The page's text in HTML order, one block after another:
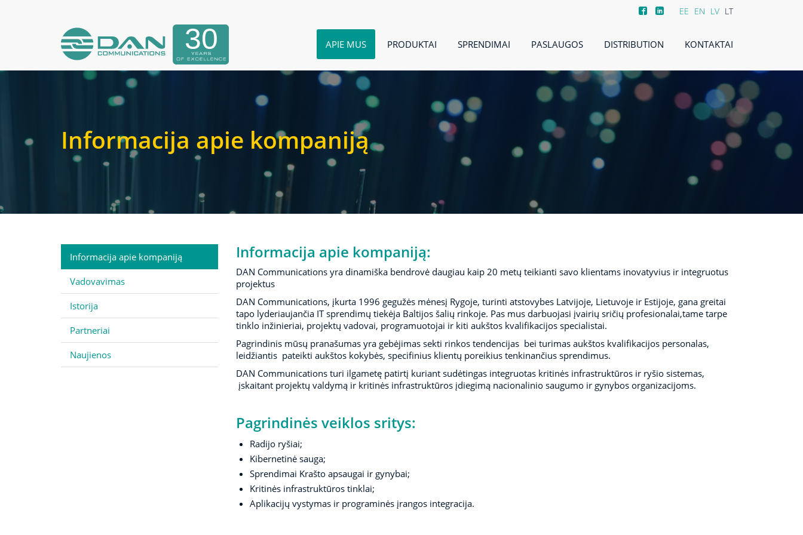
EE EN LV LT
APIE MUS PRODUKTAI SPRENDIMAI PASLAUGOS DISTRIBUTION KONTAKTAI
Informacija apie kompaniją
Informacija apie kompaniją
Vadovavimas
Istorija
Partneriai
Naujienos
Informacija apie kompaniją:
DAN Communications yra dinamiška bendrovė daugiau kaip 20 metų teikianti savo klientams inovatyvius ir integruotus
projektus
DAN Communications, įkurta 1996 gegužės mėnesį Rygoje, turinti atstovybes Latvijoje, Lietuvoje ir Estijoje, gana greitai
tapo lyderiaujančia IT sprendimų tiekėja Baltijos šalių rinkoje. Pas mus darbuojasi įvairių sričių profesionalai,tame tarpe
tinklo inžinieriai, projektų vadovai, programuotojai ir kiti aukštos kvalifikacijos specialistai.
Pagrindinis mūsų pranašumas yra gebėjimas sekti rinkos tendencijas bei turimas aukštos kvalifikacijos personalas,
leidžiantis pateikti aukštos kokybės, specifinius klientų poreikius tenkinančius sprendimus.
DAN Communications turi ilgametę patirtį kuriant sudėtingas integruotas kritinės infrastruktūros ir ryšio sistemas,
įskaitant projektų valdymą ir kritinės infrastruktūros įdiegimą nacionalinio saugumo ir gynybos organizacijoms.
Pagrindinės veiklos sritys:
Radijo ryšiai;
Kibernetinė sauga;
Sprendimai Krašto apsaugai ir gynybai;
Kritinės infrastruktūros tinklai;
Aplikacijų vystymas ir programinės įrangos integracija.